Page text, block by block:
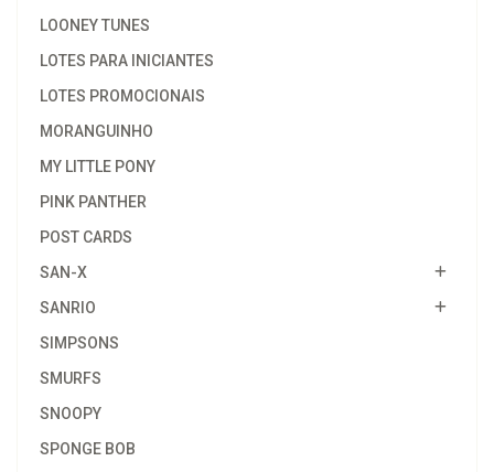
LOONEY TUNES
LOTES PARA INICIANTES
LOTES PROMOCIONAIS
MORANGUINHO
MY LITTLE PONY
PINK PANTHER
POST CARDS
SAN-X
SANRIO
SIMPSONS
SMURFS
SNOOPY
SPONGE BOB